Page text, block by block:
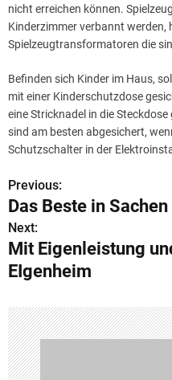
nicht erreichen können.
Kinderzimmer verbannt werden,
Spielzeugtransformatoren die
Befinden sich Kinder im Haus,
mit einer Kinderschutzdose
eine Stricknadel in die
sind am besten abgesichert,
Schutzschalter in der
B
e
i
t
r
a
g
Previous:
Das Beste in
Next:
Mit Eigenleistung
EIgenheim